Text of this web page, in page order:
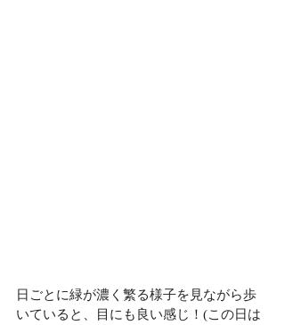
日ごとに緑が濃く繁る様子を見ながら歩
いていると、目にも良い感じ！(この日は